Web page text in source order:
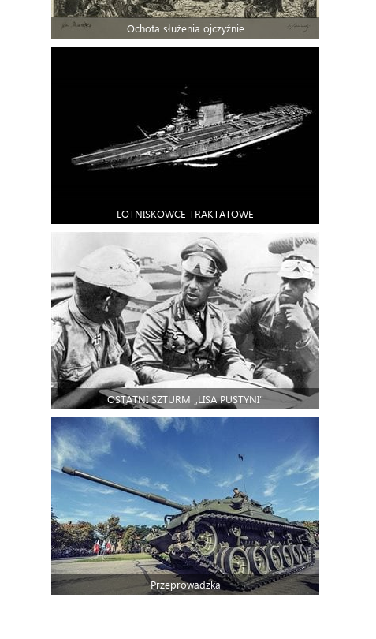
Ochota służenia ojczyźnie
LOTNISKOWCE TRAKTATOWE
OSTATNI SZTURM „LISA PUSTYNI”
Przeprowadzka